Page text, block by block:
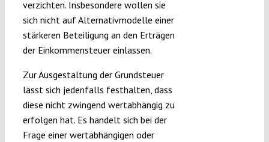
verzichten. Insbesondere wollen sie
sich nicht auf Alternativmodelle einer
stärkeren Beteiligung an den Erträgen
der Einkommensteuer einlassen.
Zur Ausgestaltung der Grundsteuer
lässt sich jedenfalls festhalten, dass
diese nicht zwingend wertabhängig zu
erfolgen hat. Es handelt sich bei der
Frage einer wertabhängigen oder